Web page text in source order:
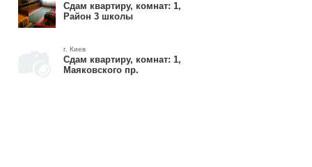
Сдам квартиру, комнат: 1,
Район 3 школы
г. Киев
Сдам квартиру, комнат: 1,
Маяковского пр.